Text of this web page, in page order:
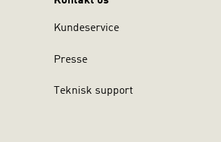
Kundeservice
Presse
Teknisk support